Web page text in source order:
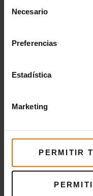
Necesario
Preferencias
Estadística
Marketing
PERMITIR